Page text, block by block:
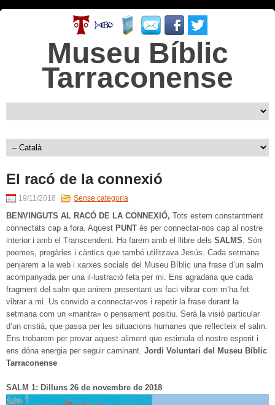
Museu Bíblic
Tarraconense
El racó de la connexió
19/11/2018 Sense categoria
BENVINGUTS AL RACÓ DE LA CONNEXIÓ, Tots estem constantment
connectats cap a fora. Aquest PUNT és per connectar-nos cap al nostre
interior i amb el Transcendent. Ho farem amb el llibre dels SALMS. Són
poemes, pregàries i càntics que també utilitzava Jesús. Cada setmana
penjarem a la web i xarxes socials del Museu Bíblic una frase d’un salm
acompanyada per una il·lustració feta per mi. Ens agradaria que cada
fragment del salm que anirem presentant us faci vibrar com m’ha fet
vibrar a mi. Us convido a connectar-vos i repetir la frase durant la
setmana com un «mantra» o pensament positiu. Serà la visió particular
d’un cristià, que passa per les situacions humanes que reflecteix el salm.
Ens trobarem per provar aquest aliment que estimula el nostre esperit i
ens dóna energia per seguir caminant. Jordi Voluntari del Museu Bíblic
Tarraconense
SALM 1: Dilluns 26 de novembre de 2018